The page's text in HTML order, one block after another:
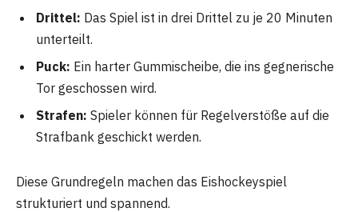
Drittel: Das Spiel ist in drei Drittel zu je 20 Minuten
unterteilt.
Puck: Ein harter Gummischeibe, die ins gegnerische
Tor geschossen wird.
Strafen: Spieler können für Regelverstöße auf die
Strafbank geschickt werden.
Diese Grundregeln machen das Eishockeyspiel
strukturiert und spannend.